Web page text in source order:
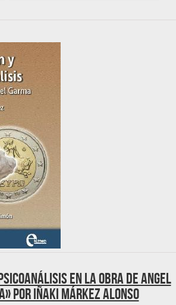
en la obra de Angel
por Iñaki Márkez Alonso